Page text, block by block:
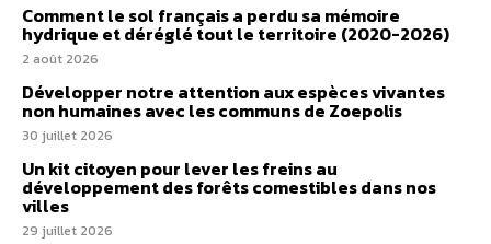
Comment le sol français a perdu sa mémoire
hydrique et déréglé tout le territoire (2020-2026)
2 août 2026
Développer notre attention aux espèces vivantes
non humaines avec les communs de Zoepolis
30 juillet 2026
Un kit citoyen pour lever les freins au
développement des forêts comestibles dans nos
villes
29 juillet 2026